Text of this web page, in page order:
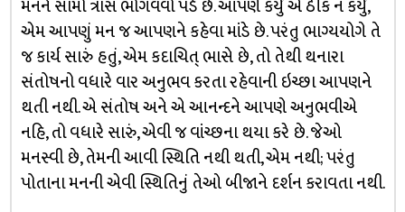
મનને સામો ત્રાસ ભોગવવો પડે છે. આપણે કર્યું એ ઠીક ન કર્યું,
એમ આપણું મન જ આપણને કહેવા માંડે છે. પરંતુ ભાગ્યયોગે તે
જ કાર્ય સારું હતું, એમ કદાચિત્ ભાસે છે, તો તેથી થનારા
સંતોષનો વધારે વાર અનુભવ કરતા રહેવાની ઇચ્છા આપણને
થતી નથી. એ સંતોષ અને એ આનન્દને આપણે અનુભવીએ
નહિ, તો વધારે સારું, એવી જ વાંચ્છના થયા કરે છે. જેઓ
મનસ્વી છે, તેમની આવી સ્થિતિ નથી થતી, એમ નથી; પરંતુ
પોતાના મનની એવી સ્થિતિનું તેઓ બીજાને દર્શન કરાવતા નથી.